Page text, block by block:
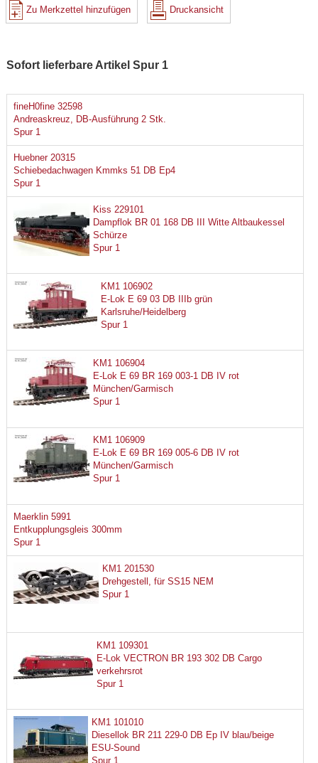
Zu Merkzettel hinzufügen Druckansicht
Sofort lieferbare Artikel Spur 1
fineH0fine 32598
Andreaskreuz, DB-Ausführung 2 Stk.
Spur 1
Huebner 20315
Schiebedachwagen Kmmks 51 DB Ep4
Spur 1
Kiss 229101
Dampflok BR 01 168 DB III Witte Altbaukessel
Schürze
Spur 1
KM1 106902
E-Lok E 69 03 DB IIIb grün
Karlsruhe/Heidelberg
Spur 1
KM1 106904
E-Lok E 69 BR 169 003-1 DB IV rot
München/Garmisch
Spur 1
KM1 106909
E-Lok E 69 BR 169 005-6 DB IV rot
München/Garmisch
Spur 1
Maerklin 5991
Entkupplungsgleis 300mm
Spur 1
KM1 201530
Drehgestell, für SS15 NEM
Spur 1
KM1 109301
E-Lok VECTRON BR 193 302 DB Cargo
verkehrsrot
Spur 1
KM1 101010
Diesellok BR 211 229-0 DB Ep IV blau/beige
ESU-Sound
Spur 1